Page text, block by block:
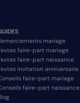
mariage
faire-part mariage
faire-part naissance
invitation anniversaire
faire-part mariage
faire-part naissance